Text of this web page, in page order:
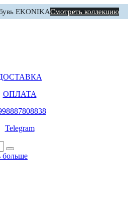
EKONIKAСмотреть коллекцию
ОПЛАТА
Telegram
больше